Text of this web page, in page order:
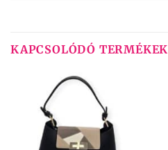
KAPCSOLÓDÓ TERMÉKEK